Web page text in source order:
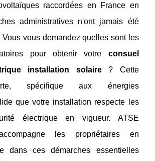
raccordées en France en
administratives n'ont jamais été
Vous vous demandez quelles sont les
pour obtenir votre consuel
installation solaire? Cette
spécifique aux énergies
que votre installation respecte les
électrique en vigueur. ATSE
les propriétaires en
dans ces démarches essentielles